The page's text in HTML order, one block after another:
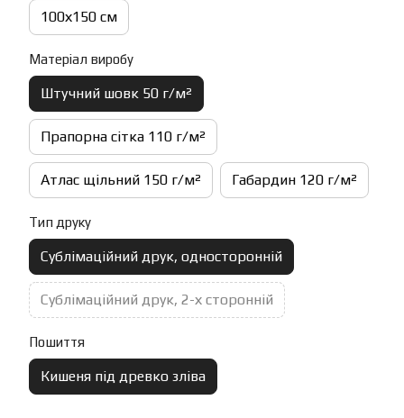
100х150 см
Матеріал виробу
Штучний шовк 50 г/м²
Прапорна сітка 110 г/м²
Атлас щільний 150 г/м² Габардин 120 г/м²
Тип друку
Сублімаційний друк, односторонній
Сублімаційний друк, 2-х сторонній
Пошиття
Кишеня під древко зліва